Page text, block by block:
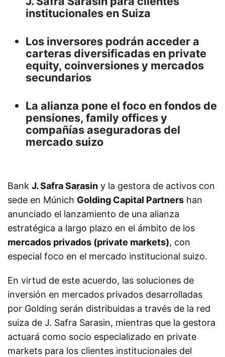
institucionales en Suiza
Los inversores podrán acceder a
carteras diversificadas en private
equity, coinversiones y mercados
secundarios
La alianza pone el foco en fondos de
pensiones, family offices y
compañías aseguradoras del
mercado suizo
Bank J. Safra Sarasin y la gestora de activos con
sede en Múnich Golding Capital Partners han
anunciado el lanzamiento de una alianza
estratégica a largo plazo en el ámbito de los
mercados privados (private markets), con
especial foco en el mercado institucional suizo.
En virtud de este acuerdo, las soluciones de
inversión en mercados privados desarrolladas
por Golding serán distribuidas a través de la red
suiza de J. Safra Sarasin, mientras que la gestora
actuará como socio especializado en private
markets para los clientes institucionales del